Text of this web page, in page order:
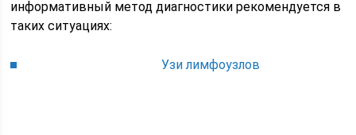
информативный метод диагностики рекомендуется в
таких ситуациях:
Узи лимфоузлов